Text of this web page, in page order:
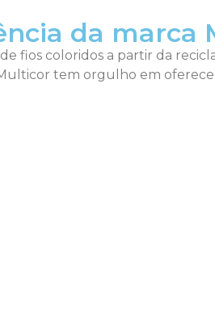
da
fios coloridos a partir da
tem orgulho em